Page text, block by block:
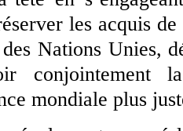
les acquis
Nations Unies,
conjointement
mondiale plus